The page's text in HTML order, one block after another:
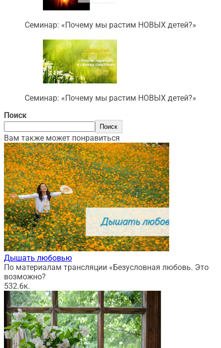
Семинар: «Почему мы растим НОВЫХ детей?»
Семинар: «Почему мы растим НОВЫХ детей?»
Поиск
Поиск
Вам также может понравиться
Дышать любовью
По материалам трансляции «Безусловная любовь. Это
возможно?
532.6к.